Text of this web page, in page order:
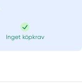
Inget köpkrav